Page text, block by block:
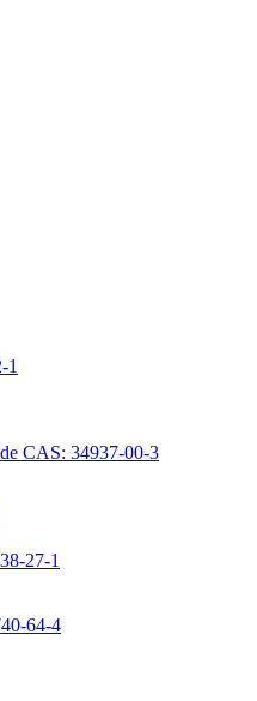
1
CAS: 34937-00-3
27-1
64-4